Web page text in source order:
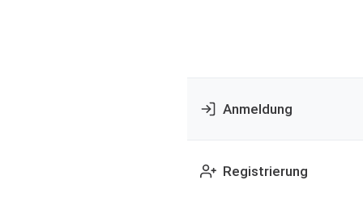
Anmeldung
Registrierung